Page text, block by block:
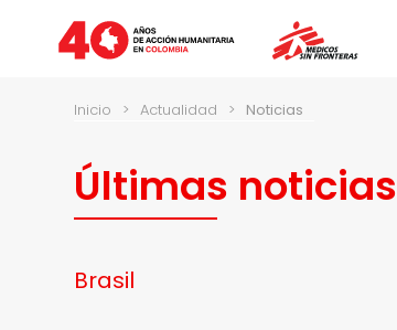
Inicio > Actualidad > Noticias
Últimas noticias
Brasil